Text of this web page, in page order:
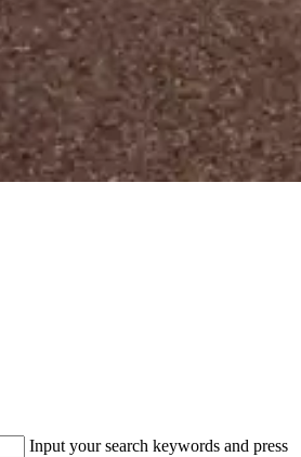
Input your search keywords and press